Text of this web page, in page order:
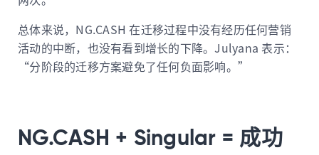
总体来说，NG.CASH 在迁移过程中没有经历任何营销
活动的中断，也没有看到增长的下降。Julyana 表示：
“分阶段的迁移方案避免了任何负面影响。”
NG.CASH + Singular = 成功